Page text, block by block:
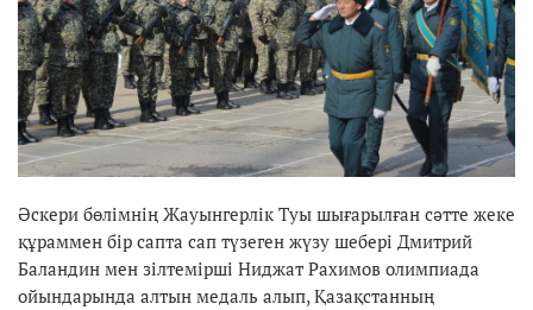
Әскери бөлімнің Жауынгерлік Туы шығарылған сәтте жеке
құраммен бір сапта сап түзеген жүзу шебері Дмитрий
Баландин мен зілтемірші Ниджат Рахимов олимпиада
ойындарында алтын медаль алып, Қазақстанның